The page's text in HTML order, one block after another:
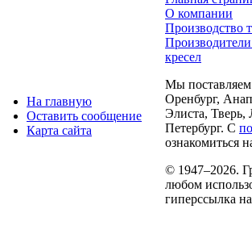
На главную
Оставить сообщение
Карта сайта
О компании
Производство
кресел
Мы поставляем
Оренбург,
Элиста, Тверь,
Петербург. С
ознакомиться
© 1947–2026.
любом
гиперссылка